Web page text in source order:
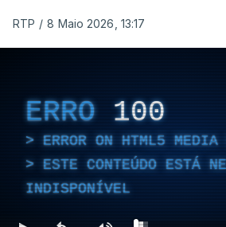
RTP / 8 Maio 2026, 13:17
ERRO 100
ERROR ON HTML5 MEDIA
ESTE CONTEÚDO ESTÁ
INDISPONÍVEL